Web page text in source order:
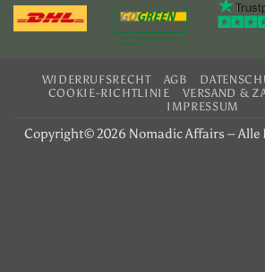
WIDERRUFSRECHT AGB
COOKIE-RICHTLINIE
VERSAND &
IMPRESSUM
Copyright© 2026 Nomadic Affairs – Alle